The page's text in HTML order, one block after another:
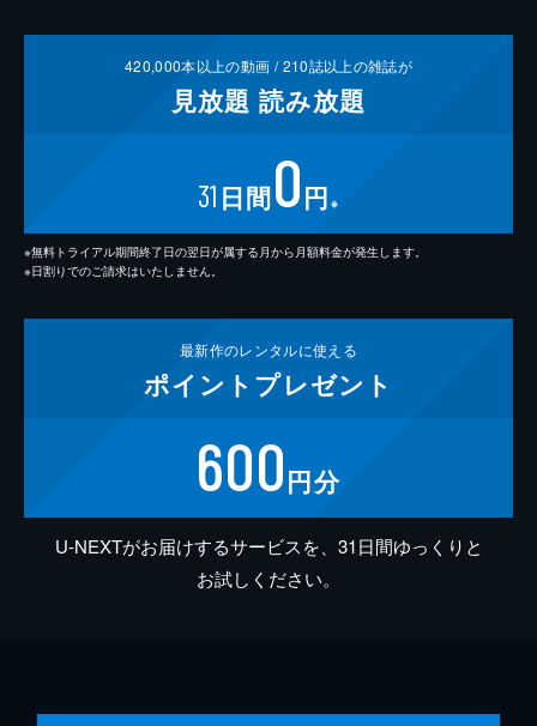
420,000本以上の動画 /210誌以上の雑誌が
見放題 読み放題
31 日間0円 ※
※無料トライアル期間終了日の翌日が属する月から月額料金が発生します。
※日割りでのご請求はいたしません。
最新作のレンタルに使える
ポイント プレゼント
600円分
U-NEXTがお届けするサービスを、31日間ゆっくりと
お試しください。